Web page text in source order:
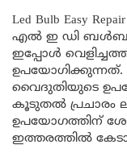
Led Bulb Easy
എൽ ഇ ഡി
ഇപ്പോൾ
ഉപയോഗിക്കുന്നത്.
വൈദുതിയുടെ
കൂടുതൽ പ്രചാരം
ഉപയോഗത്തിന്
ഇത്തരത്തിൽ